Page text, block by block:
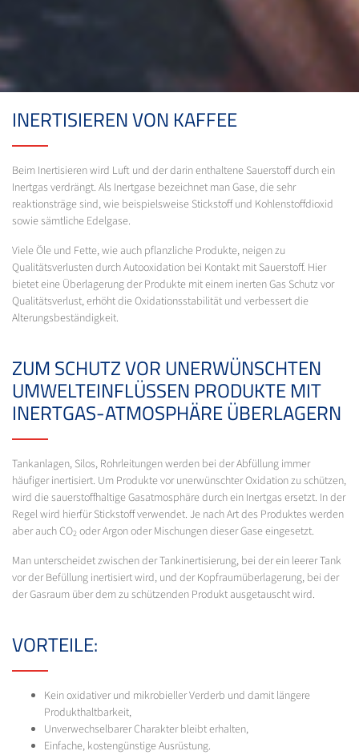
INERTISIEREN VON KAFFEE
Beim Inertisieren wird Luft und der darin enthaltene Sauerstoff durch ein
Inertgas verdrängt. Als Inertgase bezeichnet man Gase, die sehr
reaktionsträge sind, wie beispielsweise Stickstoff und Kohlenstoffdioxid
sowie sämtliche Edelgase.
Viele Öle und Fette, wie auch pflanzliche Produkte, neigen zu
Qualitätsverlusten durch Autooxidation bei Kontakt mit Sauerstoff. Hier
bietet eine Überlagerung der Produkte mit einem inerten Gas Schutz vor
Qualitätsverlust, erhöht die Oxidationsstabilität und verbessert die
Alterungsbeständigkeit.
ZUM SCHUTZ VOR UNERWÜNSCHTEN
UMWELTEINFLÜSSEN PRODUKTE MIT
INERTGAS-ATMOSPHÄRE ÜBERLAGERN
Tankanlagen, Silos, Rohrleitungen werden bei der Abfüllung immer
häufiger inertisiert. Um Produkte vor unerwünschter Oxidation zu schützen,
wird die sauerstoffhaltige Gasatmosphäre durch ein Inertgas ersetzt. In der
Regel wird hierfür Stickstoff verwendet. Je nach Art des Produktes werden
aber auch CO2 oder Argon oder Mischungen dieser Gase eingesetzt.
Man unterscheidet zwischen der Tankinertisierung, bei der ein leerer Tank
vor der Befüllung inertisiert wird, und der Kopfraumüberlagerung, bei der
der Gasraum über dem zu schützenden Produkt ausgetauscht wird.
VORTEILE:
Kein oxidativer und mikrobieller Verderb und damit längere
Produkthaltbarkeit,
Unverwechselbarer Charakter bleibt erhalten,
Einfache, kostengünstige Ausrüstung.